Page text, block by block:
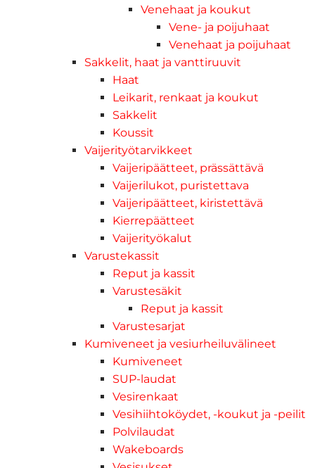
Venehaat ja koukut
Vene- ja poijuhaat
Venehaat ja poijuhaat
Sakkelit, haat ja vanttiruuvit
Haat
Leikarit, renkaat ja koukut
Sakkelit
Koussit
Vaijerityötarvikkeet
Vaijeripäätteet, prässättävä
Vaijerilukot, puristettava
Vaijeripäätteet, kiristettävä
Kierrepäätteet
Vaijerityökalut
Varustekassit
Reput ja kassit
Varustesäkit
Reput ja kassit
Varustesarjat
Kumiveneet ja vesiurheiluvälineet
Kumiveneet
SUP-laudat
Vesirenkaat
Vesihiihtoköydet, -koukut ja -peilit
Polvilaudat
Wakeboards